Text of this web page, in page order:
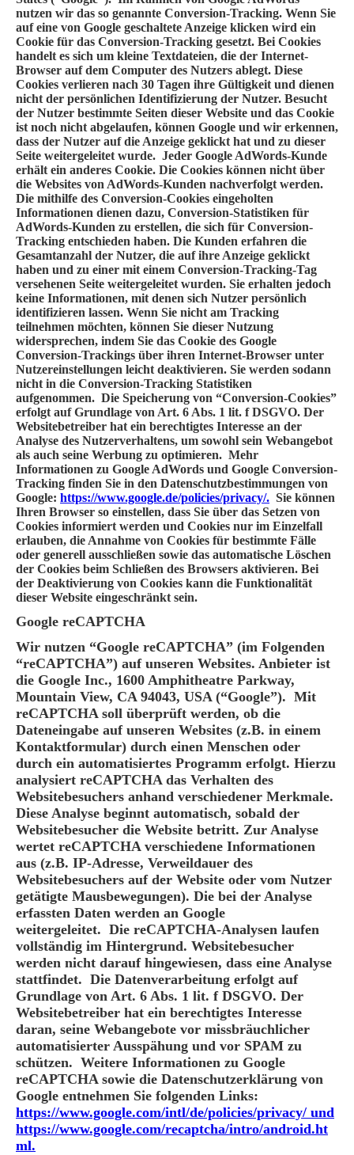
nutzen wir das so genannte Conversion-Tracking. Wenn Sie
auf eine von Google geschaltete Anzeige klicken wird ein
Cookie für das Conversion-Tracking gesetzt. Bei Cookies
handelt es sich um kleine Textdateien, die der Internet-
Browser auf dem Computer des Nutzers ablegt. Diese
Cookies verlieren nach 30 Tagen ihre Gültigkeit und dienen
nicht der persönlichen Identifizierung der Nutzer. Besucht
der Nutzer bestimmte Seiten dieser Website und das Cookie
ist noch nicht abgelaufen, können Google und wir erkennen,
dass der Nutzer auf die Anzeige geklickt hat und zu dieser
Seite weitergeleitet wurde. Jeder Google AdWords-Kunde
erhält ein anderes Cookie. Die Cookies können nicht über
die Websites von AdWords-Kunden nachverfolgt werden.
Die mithilfe des Conversion-Cookies eingeholten
Informationen dienen dazu, Conversion-Statistiken für
AdWords-Kunden zu erstellen, die sich für Conversion-
Tracking entschieden haben. Die Kunden erfahren die
Gesamtanzahl der Nutzer, die auf ihre Anzeige geklickt
haben und zu einer mit einem Conversion-Tracking-Tag
versehenen Seite weitergeleitet wurden. Sie erhalten jedoch
keine Informationen, mit denen sich Nutzer persönlich
identifizieren lassen. Wenn Sie nicht am Tracking
teilnehmen möchten, können Sie dieser Nutzung
widersprechen, indem Sie das Cookie des Google
Conversion-Trackings über ihren Internet-Browser unter
Nutzereinstellungen leicht deaktivieren. Sie werden sodann
nicht in die Conversion-Tracking Statistiken
aufgenommen. Die Speicherung von “Conversion-Cookies”
erfolgt auf Grundlage von Art. 6 Abs. 1 lit. f DSGVO. Der
Websitebetreiber hat ein berechtigtes Interesse an der
Analyse des Nutzerverhaltens, um sowohl sein Webangebot
als auch seine Werbung zu optimieren. Mehr
Informationen zu Google AdWords und Google Conversion-
Tracking finden Sie in den Datenschutzbestimmungen von
Google: https://www.google.de/policies/privacy/. Sie können
Ihren Browser so einstellen, dass Sie über das Setzen von
Cookies informiert werden und Cookies nur im Einzelfall
erlauben, die Annahme von Cookies für bestimmte Fälle
oder generell ausschließen sowie das automatische Löschen
der Cookies beim Schließen des Browsers aktivieren. Bei
der Deaktivierung von Cookies kann die Funktionalität
dieser Website eingeschränkt sein.
Google reCAPTCHA
Wir nutzen “Google reCAPTCHA” (im Folgenden
“reCAPTCHA”) auf unseren Websites. Anbieter ist
die Google Inc., 1600 Amphitheatre Parkway,
Mountain View, CA 94043, USA (“Google”). Mit
reCAPTCHA soll überprüft werden, ob die
Dateneingabe auf unseren Websites (z.B. in einem
Kontaktformular) durch einen Menschen oder
durch ein automatisiertes Programm erfolgt. Hierzu
analysiert reCAPTCHA das Verhalten des
Websitebesuchers anhand verschiedener Merkmale.
Diese Analyse beginnt automatisch, sobald der
Websitebesucher die Website betritt. Zur Analyse
wertet reCAPTCHA verschiedene Informationen
aus (z.B. IP-Adresse, Verweildauer des
Websitebesuchers auf der Website oder vom Nutzer
getätigte Mausbewegungen). Die bei der Analyse
erfassten Daten werden an Google
weitergeleitet. Die reCAPTCHA-Analysen laufen
vollständig im Hintergrund. Websitebesucher
werden nicht darauf hingewiesen, dass eine Analyse
stattfindet. Die Datenverarbeitung erfolgt auf
Grundlage von Art. 6 Abs. 1 lit. f DSGVO. Der
Websitebetreiber hat ein berechtigtes Interesse
daran, seine Webangebote vor missbräuchlicher
automatisierter Ausspähung und vor SPAM zu
schützen. Weitere Informationen zu Google
reCAPTCHA sowie die Datenschutzerklärung von
Google entnehmen Sie folgenden Links:
https://www.google.com/intl/de/policies/privacy/ und
https://www.google.com/recaptcha/intro/android.ht
ml.